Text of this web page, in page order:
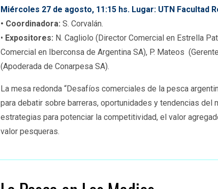
Miércoles 27 de agosto, 11:15 hs. Lugar: UTN Facultad
• Coordinadora: S. Corvalán.
• Expositores: N. Cagliolo (Director Comercial en Estrella
Comercial en Iberconsa de Argentina SA), P. Mateos
(Apoderada de Conarpesa SA).
La mesa redonda “Desafíos comerciales de la pesca
para debatir sobre barreras, oportunidades y tendencias del
estrategias para potenciar la competitividad, el valor
valor pesqueras.